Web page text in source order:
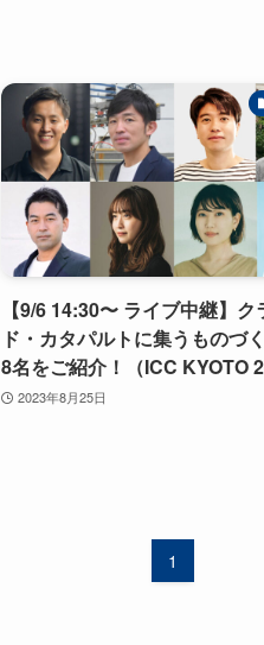
【9/6 14:30〜 ライブ中継】ク
ド・カタパルトに集うものづ
8名をご紹介！（ICC KYOTO
2023年8月25日
1